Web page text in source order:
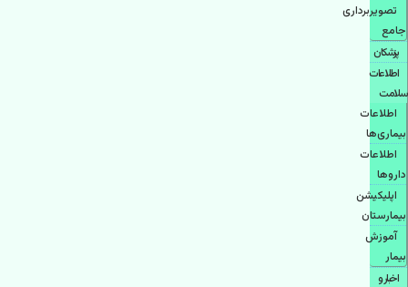
تصویربرداری
جامع
پزشكان
اطلاعات
سلامت
اطلاعات
بیماری‌ها
اطلاعات
دارو‌ها
اپليكيشن
بيمارستان
آموزش
بیمار
اخبار و